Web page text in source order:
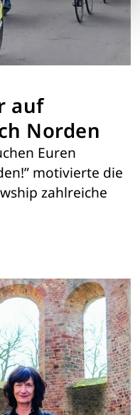
auf
Norden
Euren
motivierte die
zahlreiche